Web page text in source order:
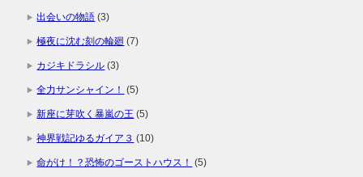
出会いの物語 (3)
極夜に沈む刻の輪廻 (7)
カジキドラシル (3)
全力サンシャイン！ (5)
新座に芽吹く暴嵐の王 (5)
神界戦記ゆるガイア３ (10)
命がけ！？恐怖のゴーストハウス！ (5)